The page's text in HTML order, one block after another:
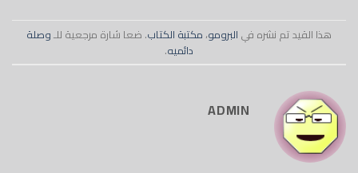
هذا القيد تم نشره في البرومو، مكتبة الكتاب. ضعا شارة مرجعية للـوصلة
دائميه.
ADMIN